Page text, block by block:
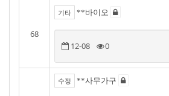
68
기타 **바이오
12-08 0
수정 **사무가구